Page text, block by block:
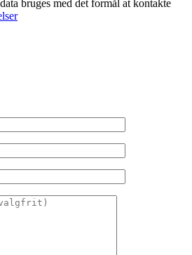
bruges med det formål at kontakte